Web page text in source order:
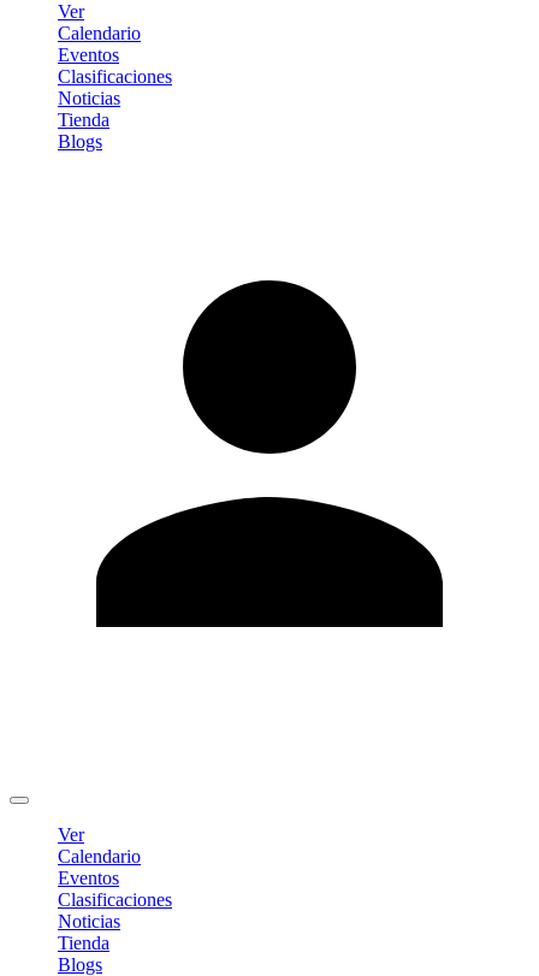
Ver
Calendario
Eventos
Clasificaciones
Noticias
Tienda
Blogs
Ver
Calendario
Eventos
Clasificaciones
Noticias
Tienda
Blogs